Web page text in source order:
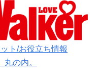
ト/お役立ち情報
丸の内。